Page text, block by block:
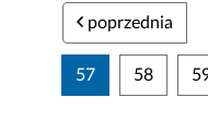
poprzednia
57 58